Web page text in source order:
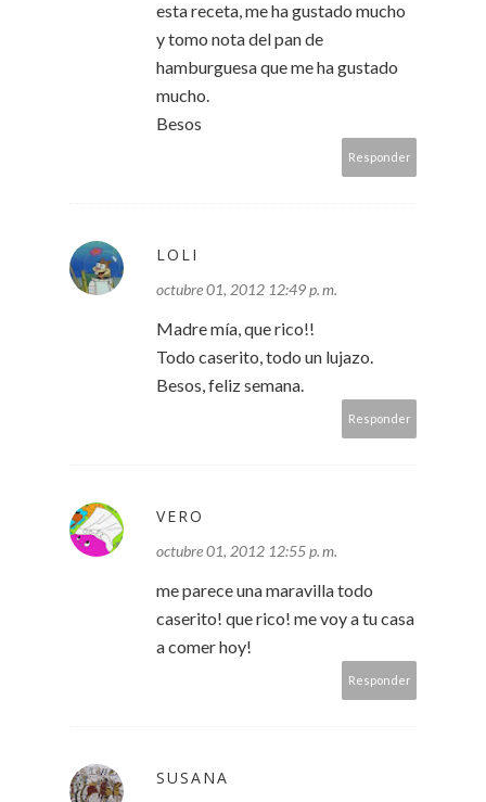
esta receta, me ha gustado mucho
y tomo nota del pan de
hamburguesa que me ha gustado
mucho.
Besos
Responder
LOLI
octubre 01, 2012 12:49 p. m.
Madre mía, que rico!!
Todo caserito, todo un lujazo.
Besos, feliz semana.
Responder
VERO
octubre 01, 2012 12:55 p. m.
me parece una maravilla todo
caserito! que rico! me voy a tu casa
a comer hoy!
Responder
SUSANA